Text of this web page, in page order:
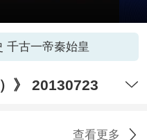
千古一帝秦始皇
》 20130723
查看更多